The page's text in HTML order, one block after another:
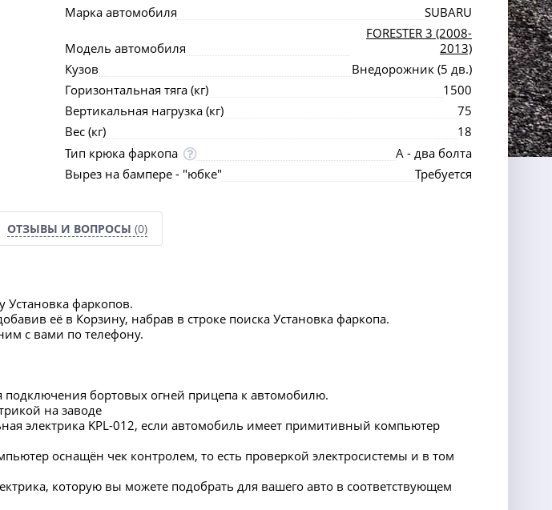
Марка автомобиля
SUBARU
Модель автомобиля
FORESTER 3 (2008-
2013)
Кузов
Внедорожник (5 дв.)
Горизонтальная тяга (кг)
1500
Вертикальная нагрузка (кг)
75
Вес (кг)
18
Тип крюка фаркопа
А - два болта
Вырез на бампере - "юбке"
Требуется
ОТЗЫВЫ И ВОПРОСЫ (0)
Установка фаркопов.
её в Корзину, набрав в строке поиска Установка фаркопа.
с вами по телефону.
подключения бортовых огней прицепа к автомобилю.
на заводе
электрика KPL-012, если автомобиль имеет примитивный компьютер
оснащён чек контролем, то есть проверкой электросистемы и в том
которую вы можете подобрать для вашего авто в соответствующем